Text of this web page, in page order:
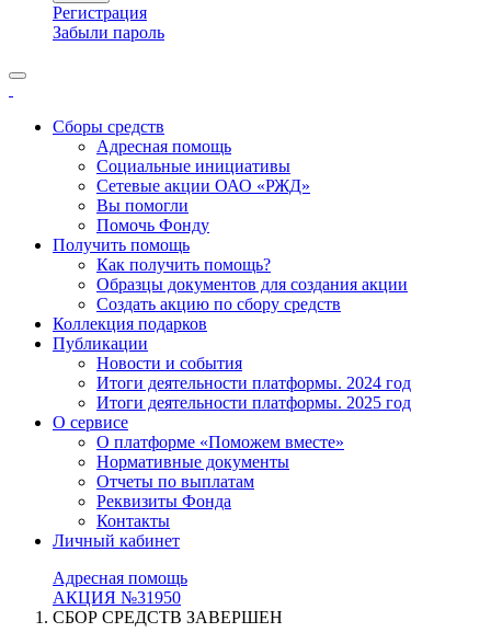
Регистрация
Забыли пароль
Сборы средств
Адресная помощь
Социальные инициативы
Сетевые акции ОАО «РЖД»
Вы помогли
Помочь Фонду
Получить помощь
Как получить помощь?
Образцы документов для создания акции
Создать акцию по сбору средств
Коллекция подарков
Публикации
Новости и события
Итоги деятельности платформы. 2024 год
Итоги деятельности платформы. 2025 год
О сервисе
О платформе «Поможем вместе»
Нормативные документы
Отчеты по выплатам
Реквизиты Фонда
Контакты
Личный кабинет
Адресная помощь
АКЦИЯ №31950
СБОР СРЕДСТВ ЗАВЕРШЕН